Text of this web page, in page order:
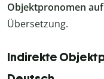
Objektpronomen auf
Übersetzung.
Indirekte